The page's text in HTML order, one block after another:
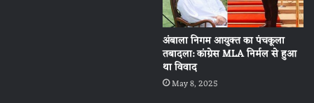
अंबाला निगम आयुक्त का पंचकूला
तबादला: कांग्रेस MLA निर्मल से हुआ
था विवाद
May 8, 2025